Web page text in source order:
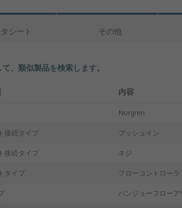
シート その他
、類似製品を検索します。
内容
Norgren
接続タイプ プッシュイン
接続タイプ ネジ
タイプ フローコントローラ
バンジョーフローア